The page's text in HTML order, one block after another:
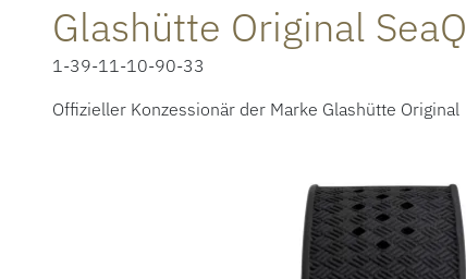
Glashütte Original SeaQ
1-39-11-10-90-33
Offizieller Konzessionär der Marke Glashütte Original